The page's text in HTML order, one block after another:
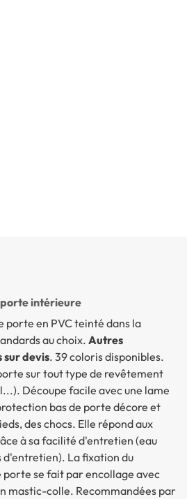
intérieure
porte en PVC teinté dans la
au choix. Autres
sur devis. 39 coloris disponibles.
sur tout type de revêtement
Découpe facile avec une lame
bas de porte décore et
des chocs. Elle répond aux
à sa facilité d'entretien (eau
d'entretien). La fixation du
porte se fait par encollage avec
mastic-colle. Recommandées par